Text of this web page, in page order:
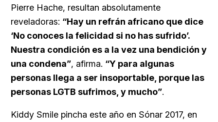
Pierre Hache, resultan absolutamente
reveladoras: “Hay un refrán africano que dice
‘No conoces la felicidad si no has sufrido’.
Nuestra condición es a la vez una bendición y
una condena”, afirma. “Y para algunas
personas llega a ser insoportable, porque las
personas LGTB sufrimos, y mucho”.
Kiddy Smile pincha este año en Sónar 2017, en